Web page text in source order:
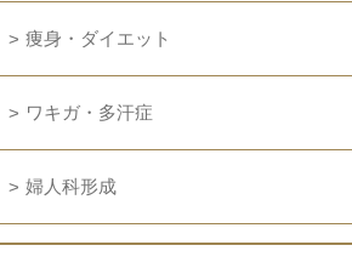
痩身・ダイエット
ワキガ・多汗症
婦人科形成